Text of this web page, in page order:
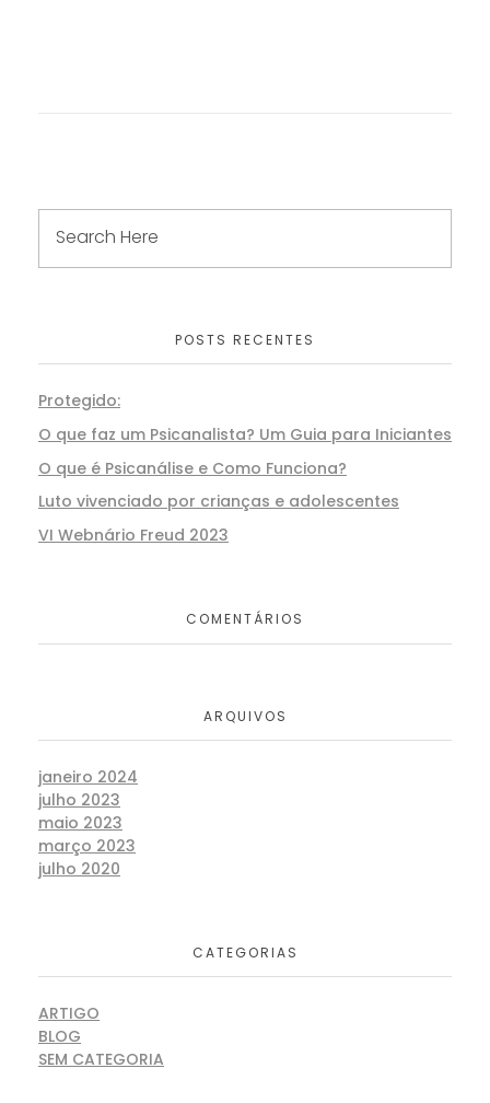
POSTS RECENTES
Protegido:
O que faz um Psicanalista? Um Guia para Iniciantes
O que é Psicanálise e Como Funciona?
Luto vivenciado por crianças e adolescentes
VI Webnário Freud 2023
COMENTÁRIOS
ARQUIVOS
janeiro 2024
julho 2023
maio 2023
março 2023
julho 2020
CATEGORIAS
ARTIGO
BLOG
SEM CATEGORIA